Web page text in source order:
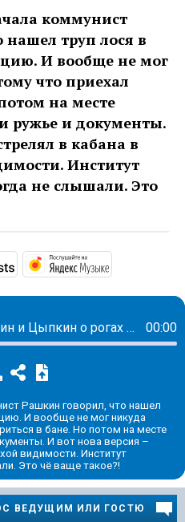
коммунист
труп лося в
И вообще не мог
что приехал
на месте
ружье и документы.
в кабана в
Институт
не слышали. Это
https://podcasts.apple.com/
https://
ИЗОЛЕНТА Live: Гоблин и Цыпкин о рогах и копытах депутата Рашкина 00:00
Рашкин говорил, что нашел
И вообще не мог никуда
в бане. Но потом на месте
И вот нова версия –
видимости. Институт
Это чё ваще такое?!
ВЕДУЩИМ ИЛИ ГОСТЮ